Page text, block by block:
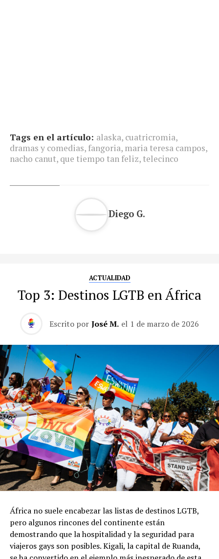
Tags en el artículo: alaska, cuatricromia,
dramas y comedias, fangoria, maria teresa campos,
nacho canut, que tiempo tan feliz, telecinco
Diego G.
ACTUALIDAD
Top 3: Destinos LGTB en África
Escrito por José M. el 1 de marzo de 2026
África no suele encabezar las listas de destinos LGTB,
pero algunos rincones del continente están
demostrando que la hospitalidad y la seguridad para
viajeros gays son posibles. Kigali, la capital de Ruanda,